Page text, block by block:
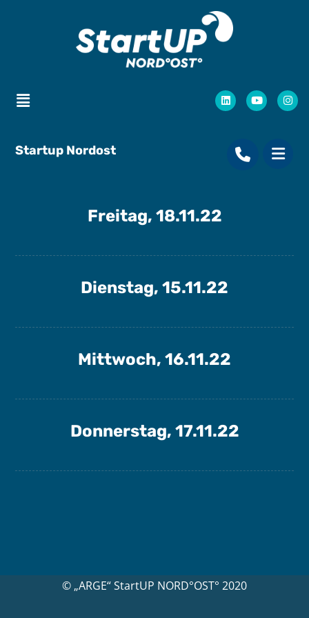
Startup Nordost
Freitag, 18.11.22
Dienstag, 15.11.22
Mittwoch, 16.11.22
Donnerstag, 17.11.22
© „ARGE“ StartUP NORD°OST° 2020